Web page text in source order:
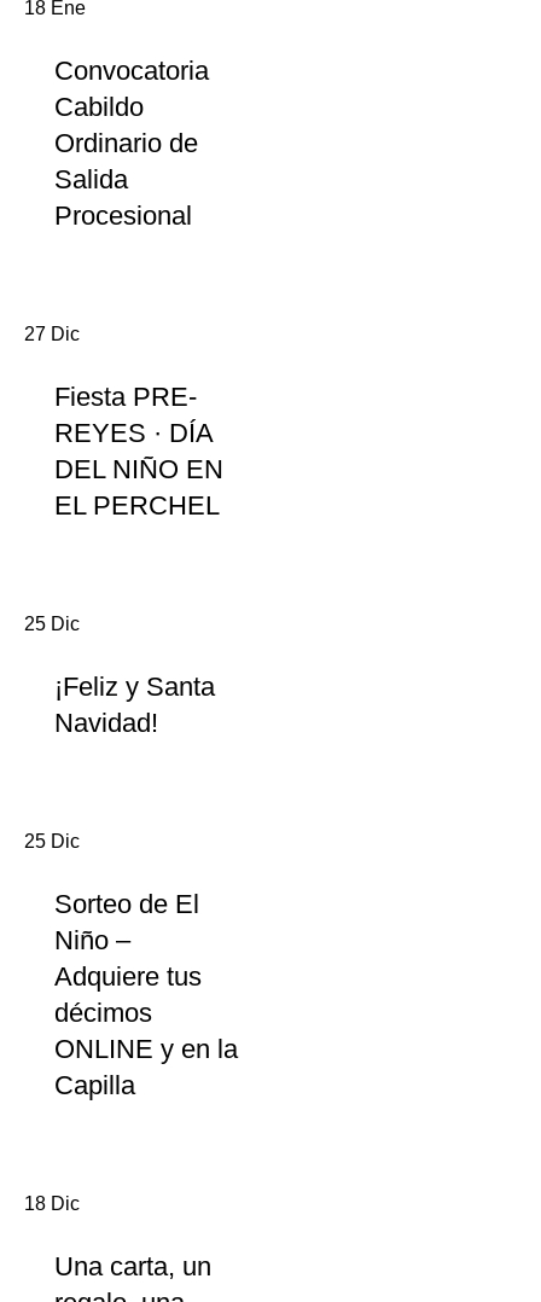
18 Ene
Convocatoria
Cabildo
Ordinario de
Salida
Procesional
27 Dic
Fiesta PRE-
REYES · DÍA
DEL NIÑO EN
EL PERCHEL
25 Dic
¡Feliz y Santa
Navidad!
25 Dic
Sorteo de El
Niño –
Adquiere tus
décimos
ONLINE y en la
Capilla
18 Dic
Una carta, un